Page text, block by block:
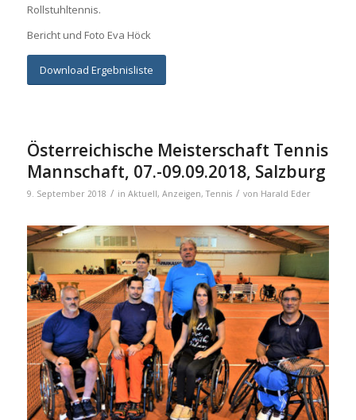
Rollstuhltennis.
Bericht und Foto Eva Höck
Download Ergebnisliste
Österreichische Meisterschaft Tennis
Mannschaft, 07.-09.09.2018, Salzburg
9. September 2018 / in Aktuell, Anzeigen,Tennis / von Harald Eder